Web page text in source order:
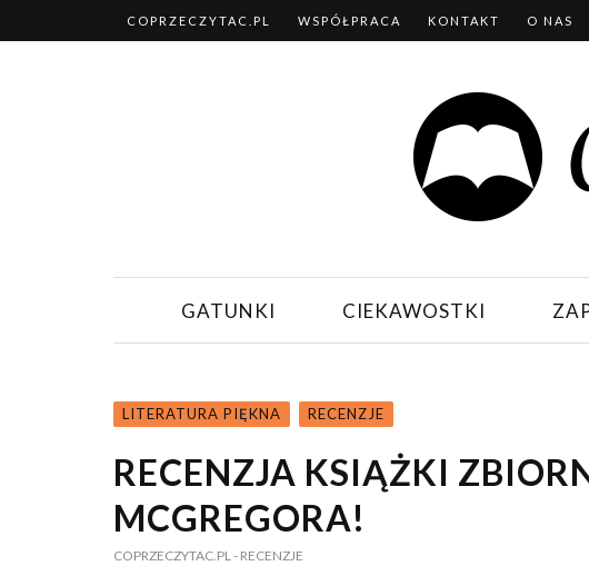
COPRZECZYTAC.PL WSPÓŁPRACA KONTAKT O NAS
GATUNKI CIEKAWOSTKI
LITERATURA PIĘKNA RECENZJE
RECENZJA KSIĄŻKI
MCGREGORA!
COPRZECZYTAC.PL- RECENZJE